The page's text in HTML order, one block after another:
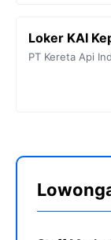
Loker KAI
PT Kereta Api